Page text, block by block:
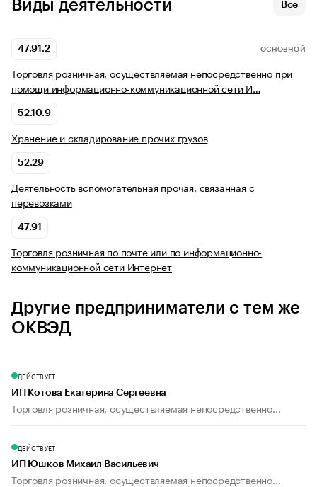
Виды деятельности Все
47.91.2 ОСНОВНОЙ
Торговля розничная, осуществляемая непосредственно при
помощи информационно-коммуникационной сети И…
52.10.9
Хранение и складирование прочих грузов
52.29
Деятельность вспомогательная прочая, связанная с
перевозками
47.91
Торговля розничная по почте или по информационно-
коммуникационной сети Интернет
Другие предприниматели с тем же
ОКВЭД
ДЕЙСТВУЕТ
ИП Котова Екатерина Сергеевна
Торговля розничная, осуществляемая непосредственно...
ДЕЙСТВУЕТ
ИП Юшков Михаил Васильевич
Торговля розничная, осуществляемая непосредственно...